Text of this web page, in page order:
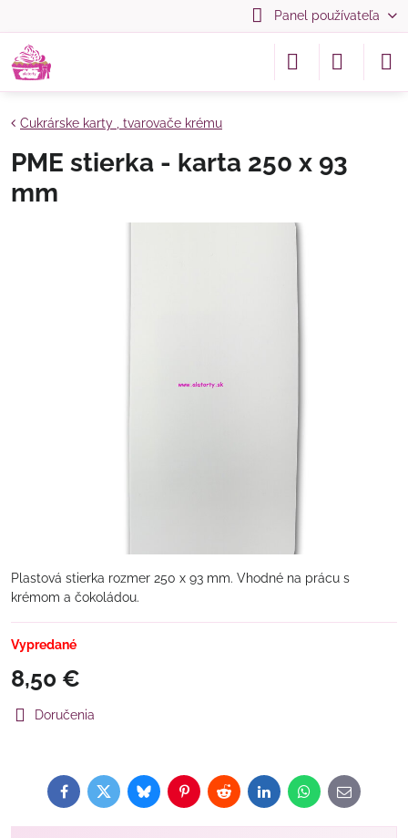
Panel používateľa
Cukrárske karty , tvarovače krému
PME stierka - karta 250 x 93
mm
Plastová stierka rozmer 250 x 93 mm. Vhodné na prácu s
krémom a čokoládou.
Vypredané
8,50 €
Doručenia
FacebookTwitterBlueskyPinterestRedditLinkedInWhatsApp
E-
mail